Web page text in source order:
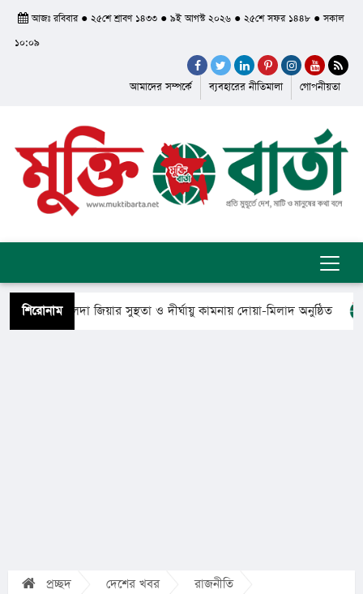
আজঃ রবিবার ● ২৫শে শ্রাবণ ১৪৩৩ ● ৯ই আগস্ট ২০২৬ ● ২৫শে সফর ১৪৪৮ ● সকাল
১০:০৯
আমাদের সম্পর্কে ব্যবহারের নীতিমালা গোপনীয়তা
শিরোনামখালেদা জিয়ার সুস্থতা ও দীর্ঘায়ু কামনায় দোয়া-মিলাদ অনুষ্ঠিত
প্রচ্ছদ দেশের খবর রাজনীতি